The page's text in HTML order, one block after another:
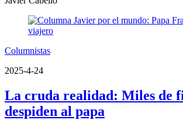
Columnistas
2025-4-24
La cruda realidad: Miles de
despiden al papa